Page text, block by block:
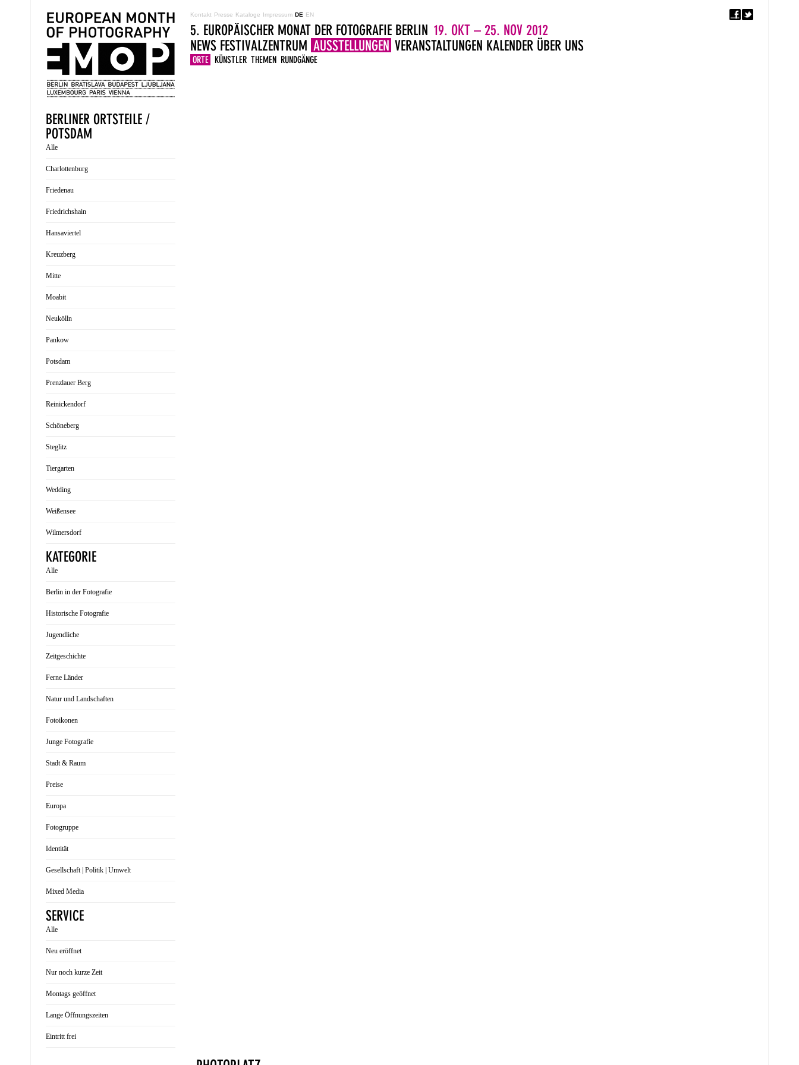
Kontakt Presse Kataloge Impressum DE EN 5. EUROPÄISCHER
5. EUROPÄISCHER MONAT DER FOTOGRAFIE BERLIN 19. OKT – 25. NOV 2012
NEWS FESTIVALZENTRUM AUSSTELLUNGEN
ORTE KÜNSTLER THEMEN RUNDGÄNGE
VERANSTALTUNGEN KALENDER ÜBER UNS
BERLINER ORTSTEILE /
POTSDAM
Alle
Charlottenburg
Friedenau
Friedrichshain
Hansaviertel
Kreuzberg
Mitte
Moabit
Neukölln
Pankow
Potsdam
Prenzlauer Berg
Reinickendorf
Schöneberg
Steglitz
Tiergarten
Wedding
Weißensee
Wilmersdorf
KATEGORIE
Alle
Berlin in der Fotografie
Historische Fotografie
Jugendliche
Zeitgeschichte
Ferne Länder
Natur und Landschaften
Fotoikonen
Junge Fotografie
Stadt & Raum
Preise
Europa
Fotogruppe
Identität
Gesellschaft | Politik | Umwelt
Mixed Media
SERVICE
Alle
Neu eröffnet
Nur noch kurze Zeit
Montags geöffnet
Lange Öffnungszeiten
Eintritt frei